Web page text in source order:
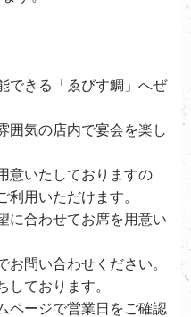
できる「ゑびす鯛」へぜ
囲気の店内で宴会を楽し
意いたしておりますの
利用いただけます。
に合わせてお席を用意い
お問い合わせください。
しております。
ページで営業日をご確認